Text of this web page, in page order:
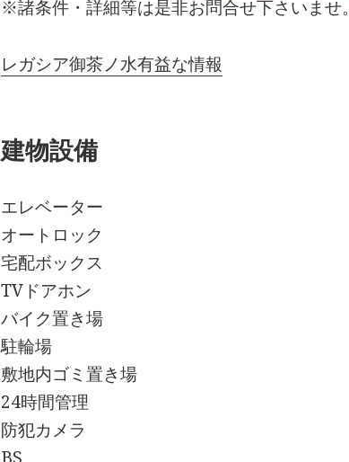
※諸条件・詳細等は是非お問合せ下さいませ。
レガシア御茶ノ水有益な情報
建物設備
エレベーター
オートロック
宅配ボックス
TVドアホン
バイク置き場
駐輪場
敷地内ゴミ置き場
24時間管理
防犯カメラ